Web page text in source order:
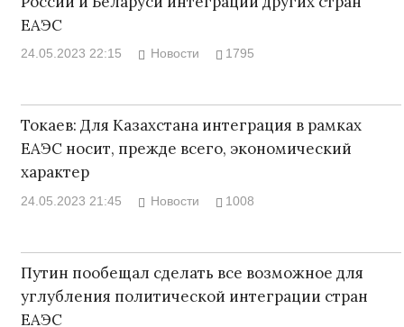
ЕАЭС
24.05.2023 22:15 Новости 1795
Токаев: Для Казахстана интеграция в рамках
ЕАЭС носит, прежде всего, экономический
характер
24.05.2023 21:45 Новости 1008
Путин пообещал сделать все возможное для
углубления политической интеграции стран
ЕАЭС